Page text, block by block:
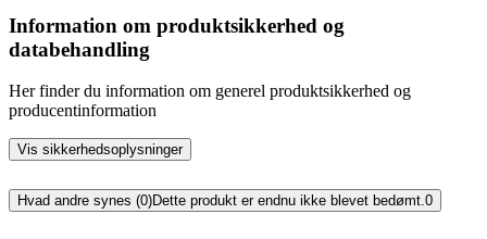
Information om produktsikkerhed og
databehandling
Her finder du information om generel produktsikkerhed og
producentinformation
Vis sikkerhedsoplysninger
Hvad andre synes (0)Dette produkt er endnu ikke blevet bedømt.0